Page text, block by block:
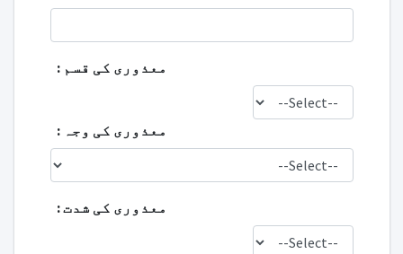
معذوری کی قسم :
معذوری کی وجہ :
معذوری کی شدت :